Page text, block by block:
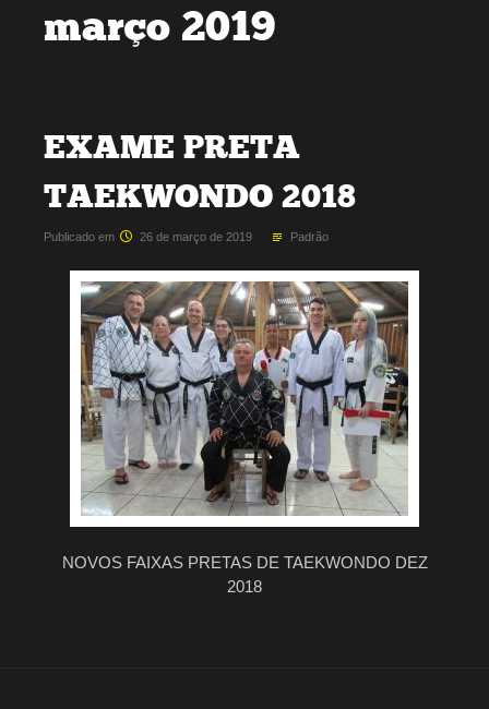
março 2019
EXAME PRETA
TAEKWONDO 2018
Publicado em 26 de março de 2019 Padrão
NOVOS FAIXAS PRETAS DE TAEKWONDO DEZ
2018